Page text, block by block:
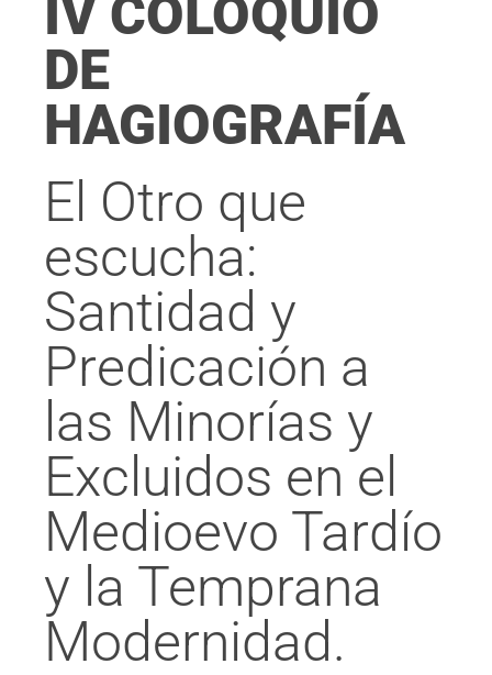
IV COLOQUIO
DE
HAGIOGRAFÍA
El Otro que
escucha:
Santidad y
Predicación a
las Minorías y
Excluidos en el
Medioevo Tardío
y la Temprana
Modernidad.